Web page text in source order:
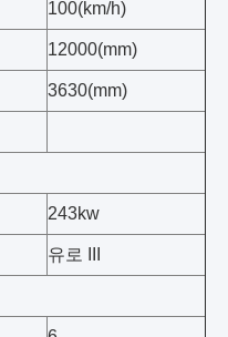
100(km/h)
12000(mm)
3630(mm)
243kw
유로 III